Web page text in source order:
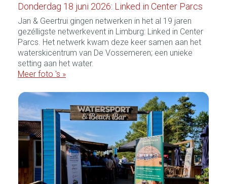
Donderdag 18 juni 2026: Linked in Center Parcs
Jan & Geertrui gingen netwerken in het al 19 jaren
gezélligste netwerkevent in Limburg: Linked in Center
Parcs. Het netwerk kwam deze keer samen aan het
waterskicentrum van De Vossemeren; een unieke
setting aan het water.
Meer foto 's »